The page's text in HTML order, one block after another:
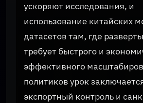
ускоряют исследования, и
использование китайских
датасетов там, где
требует быстрого и
эффективного
политиков урок
экспортный контроль и